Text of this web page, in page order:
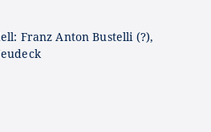
Franz Anton Bustelli (?),